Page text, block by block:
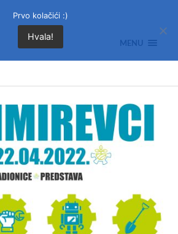
MENU
Prvo kolačići :)
Hvala!